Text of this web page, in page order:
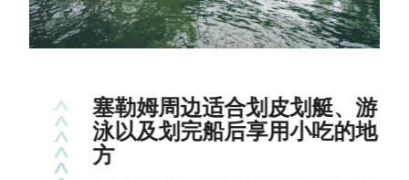
塞勒姆周边适合划皮划艇、游
泳以及划完船后享用小吃的地
方